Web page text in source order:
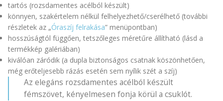
tartós (rozsdamentes acélból készült)
könnyen, szakértelem nélkül felhelyezhető/cserélhető (további
részletek az „Óraszíj felrakása” menüpontban)
hosszúságtól függően, tetszőleges méretűre állítható (lásd a
termékkép galériában)
kiválóan záródik (a dupla biztonságos csatnak köszönhetően,
még erőteljesebb rázás esetén sem nyílik szét a szíj)
Az elegáns rozsdamentes acélból készült
fémszövet, kényelmesen fonja körül a csuklót.